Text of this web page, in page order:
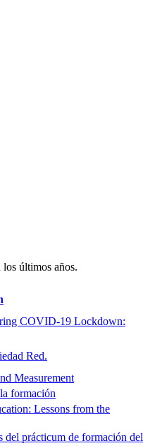
últimos años.
COVID-19 Lockdown:
Red.
Measurement
formación
Lessons from the
del prácticum de formación del